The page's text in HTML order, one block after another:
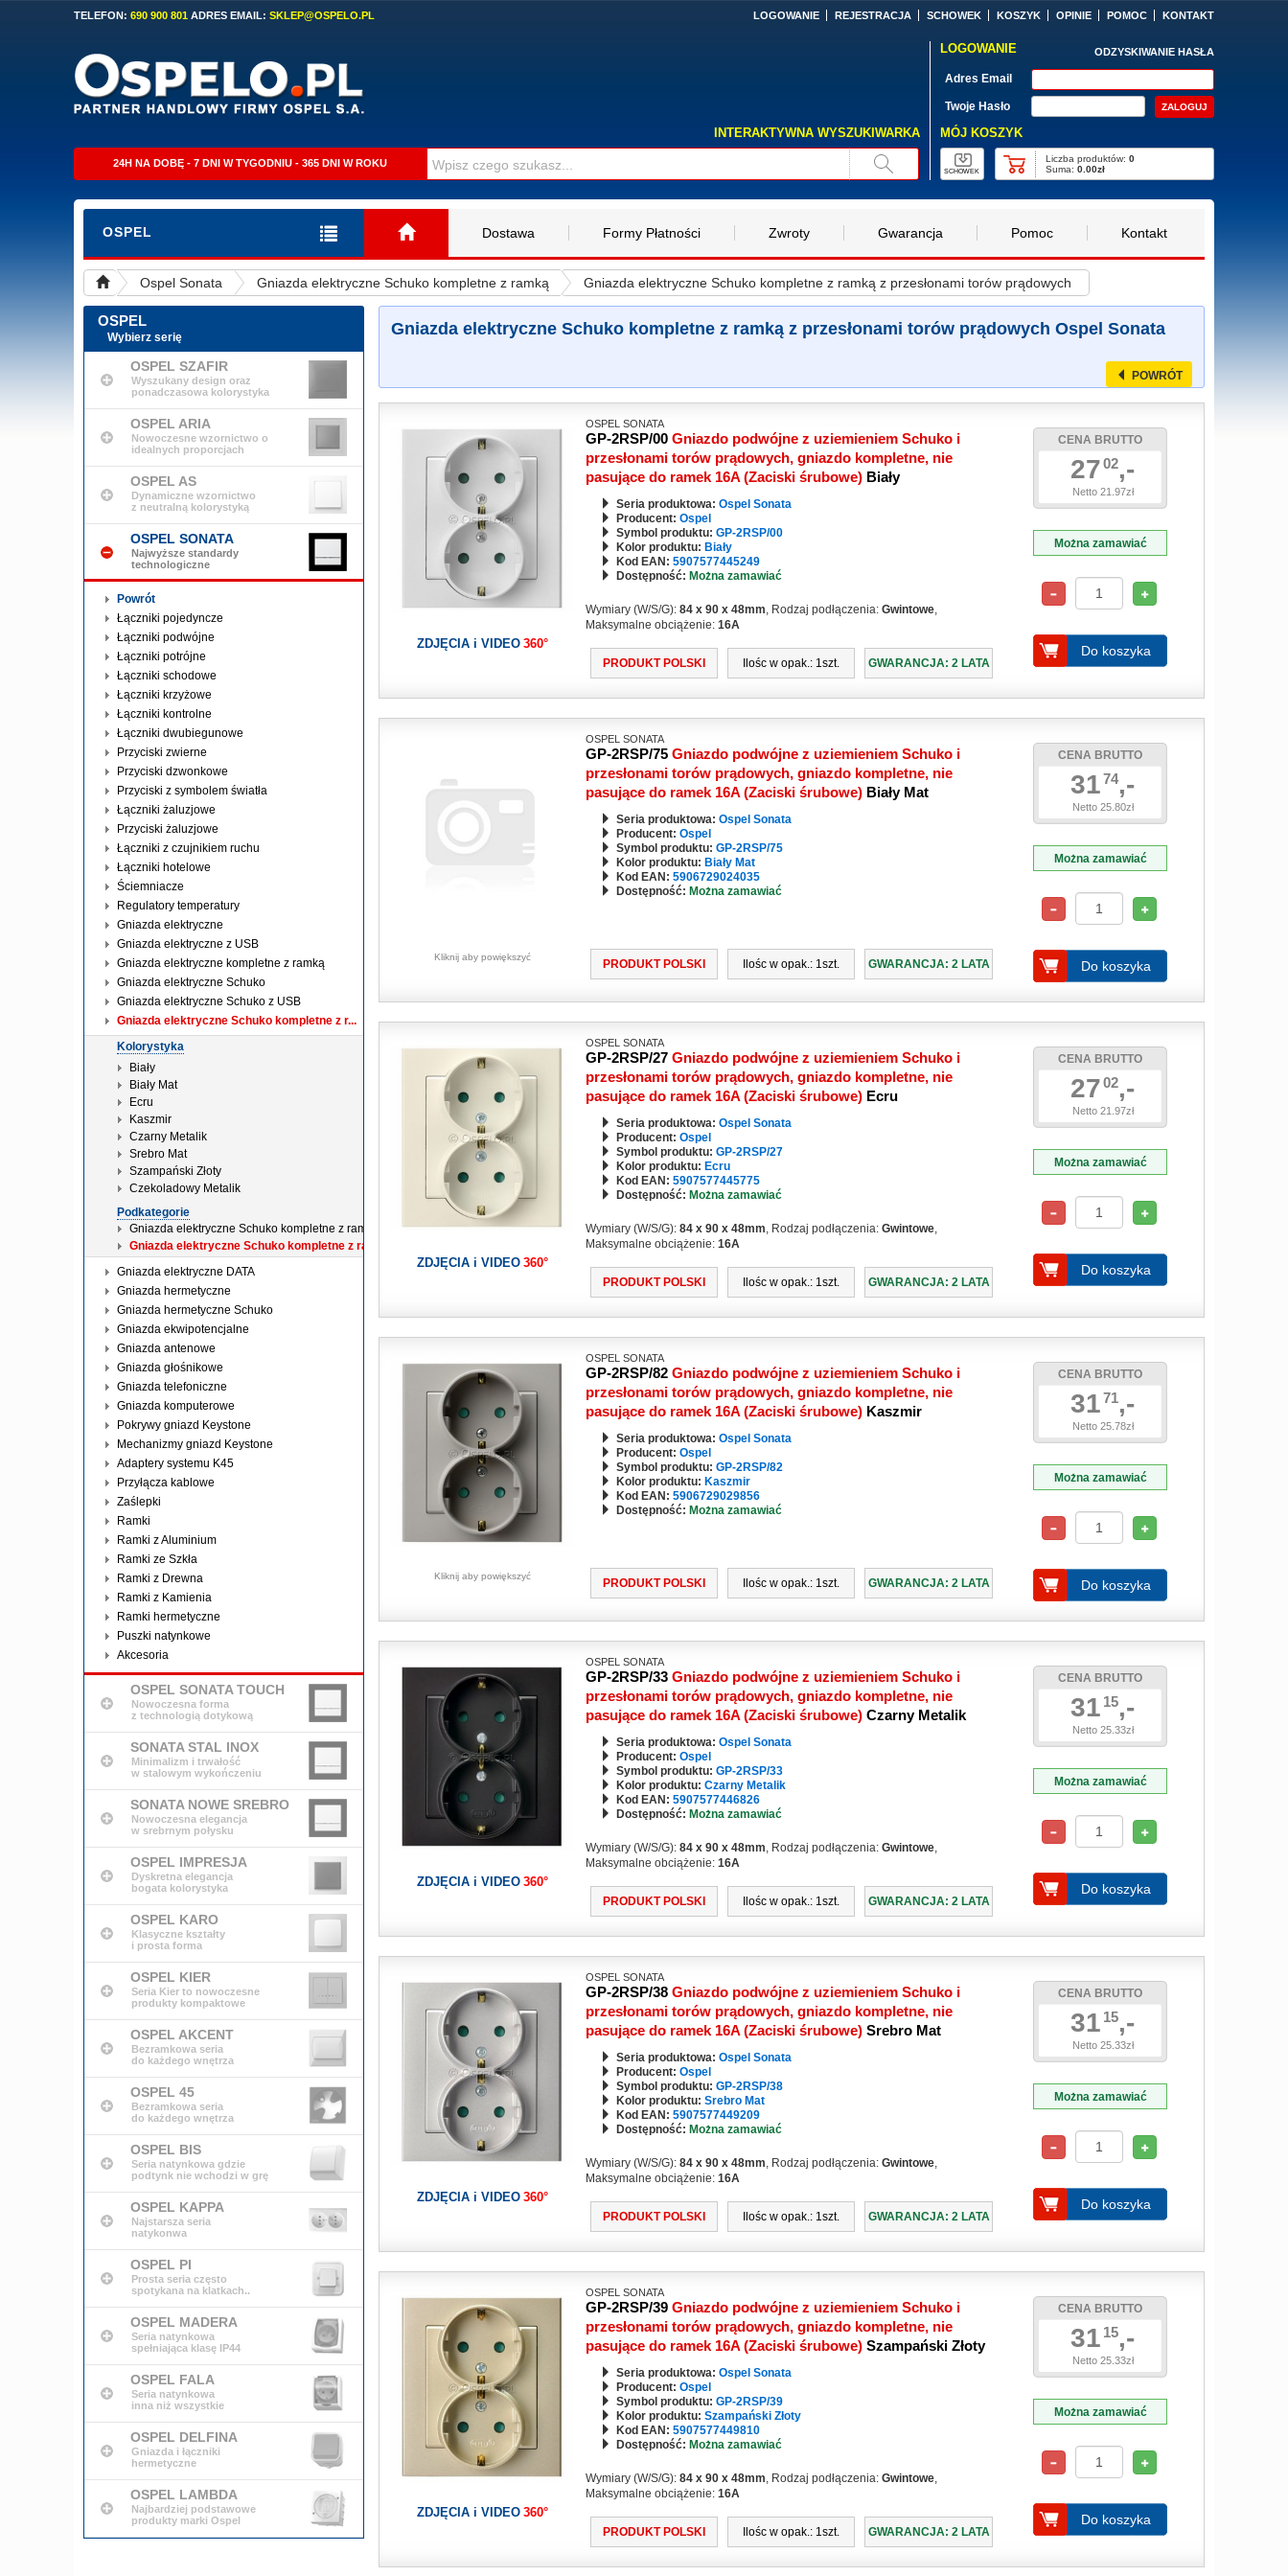
TELEFON: 690 900 801 ADRES EMAIL: SKLEP@OSPELO.PL LOGOWANIE REJESTRACJA SCHOWEK KOSZYK OPINIE POMOC KONTAKT
INTERAKTYWNA WYSZUKIWARKA
24H NA DOBĘ - 7 DNI W TYGODNIU - 365 DNI W ROKU
LOGOWANIE ODZYSKIWANIE HASŁA
Adres Email
Twoje Hasło
MÓJ KOSZYK
SCHOWEK
Liczba produktów:0
Suma:0.00zł
OSPEL Dostawa Formy Płatności Zwroty Gwarancja Pomoc Kontakt
Ospel Sonata Gniazda elektryczne Schuko kompletne z ramką Gniazda elektryczne Schuko kompletne z ramką z przesłonami torów prądowych
OSPEL
Wybierz serię
OSPEL SZAFIR
Wyszukany design oraz
ponadczasowa kolorystyka
OSPEL ARIA
Nowoczesne wzornictwo o
idealnych proporcjach
OSPEL AS
Dynamiczne wzornictwo
z neutralną kolorystyką
OSPEL SONATA
Najwyższe standardy
technologiczne
Powrót
Łączniki pojedyncze
Łączniki podwójne
Łączniki potrójne
Łączniki schodowe
Łączniki krzyżowe
Łączniki kontrolne
Łączniki dwubiegunowe
Przyciski zwierne
Przyciski dzwonkowe
Przyciski z symbolem światła
Łączniki żaluzjowe
Przyciski żaluzjowe
Łączniki z czujnikiem ruchu
Łączniki hotelowe
Ściemniacze
Regulatory temperatury
Gniazda elektryczne
Gniazda elektryczne z USB
Gniazda elektryczne kompletne z ramką
Gniazda elektryczne Schuko
Gniazda elektryczne Schuko z USB
Gniazda elektryczne Schuko kompletne z r...
Kolorystyka
Biały
Biały Mat
Ecru
Kaszmir
Czarny Metalik
Srebro Mat
Szampański Złoty
Czekoladowy Metalik
Podkategorie
Gniazda elektryczne Schuko kompletne z ramką bez przesłon torów prądowych
Gniazda elektryczne Schuko kompletne z ramką z przesłonami torów prądowych
Gniazda elektryczne DATA
Gniazda hermetyczne
Gniazda hermetyczne Schuko
Gniazda ekwipotencjalne
Gniazda antenowe
Gniazda głośnikowe
Gniazda telefoniczne
Gniazda komputerowe
Pokrywy gniazd Keystone
Mechanizmy gniazd Keystone
Adaptery systemu K45
Przyłącza kablowe
Zaślepki
Ramki
Ramki z Aluminium
Ramki ze Szkła
Ramki z Drewna
Ramki z Kamienia
Ramki hermetyczne
Puszki natynkowe
Akcesoria
OSPEL SONATA TOUCH
Nowoczesna forma
z technologią dotykową
SONATA STAL INOX
Minimalizm i trwałość
w stalowym wykończeniu
SONATA NOWE SREBRO
Nowoczesna elegancja
w srebrnym połysku
OSPEL IMPRESJA
Dyskretna elegancja
bogata kolorystyka
OSPEL KARO
Klasyczne kształty
i prosta forma
OSPEL KIER
Seria Kier to nowoczesne
produkty kompaktowe
OSPEL AKCENT
Bezramkowa seria
do każdego wnętrza
OSPEL 45
Bezramkowa seria
do każdego wnętrza
OSPEL BIS
Seria natynkowa gdzie
podtynk nie wchodzi w grę
OSPEL KAPPA
Najstarsza seria
natykonwa
OSPEL PI
Prosta seria często
spotykana na klatkach..
OSPEL MADERA
Seria natynkowa
spełniająca klasę IP44
OSPEL FALA
Seria natynkowa
inna niż wszystkie
OSPEL DELFINA
Gniazda i łączniki
hermetyczne
OSPEL LAMBDA
Najbardziej podstawowe
produkty marki Ospel
Gniazda elektryczne Schuko kompletne z ramką z przesłonami torów prądowych Ospel Sonata
POWRÓT
ZDJĘCIA i VIDEO 360°
OSPEL SONATA
GP-2RSP/00 Gniazdo podwójne z uziemieniem Schuko i
przesłonami torów prądowych, gniazdo kompletne, nie
pasujące do ramek 16A (Zaciski śrubowe) Biały
Seria produktowa: Ospel Sonata
Producent: Ospel
Symbol produktu: GP-2RSP/00
Kolor produktu: Biały
Kod EAN: 5907577445249
Dostępność: Można zamawiać
Wymiary (W/S/G): 84 x 90 x 48mm, Rodzaj podłączenia: Gwintowe,
Maksymalne obciążenie: 16A
PRODUKT POLSKI Ilośc w opak.: 1szt. GWARANCJA: 2 LATA
CENA BRUTTO
27 02,-
Netto 21.97zł
Można zamawiać
Do koszyka
Kliknij aby powiększyć
OSPEL SONATA
GP-2RSP/75 Gniazdo podwójne z uziemieniem Schuko i
przesłonami torów prądowych, gniazdo kompletne, nie
pasujące do ramek 16A (Zaciski śrubowe) Biały Mat
Seria produktowa: Ospel Sonata
Producent: Ospel
Symbol produktu: GP-2RSP/75
Kolor produktu: Biały Mat
Kod EAN: 5906729024035
Dostępność: Można zamawiać
PRODUKT POLSKI Ilośc w opak.: 1szt. GWARANCJA: 2 LATA
CENA BRUTTO
31 74,-
Netto 25.80zł
Można zamawiać
Do koszyka
ZDJĘCIA i VIDEO 360°
OSPEL SONATA
GP-2RSP/27 Gniazdo podwójne z uziemieniem Schuko i
przesłonami torów prądowych, gniazdo kompletne, nie
pasujące do ramek 16A (Zaciski śrubowe) Ecru
Seria produktowa: Ospel Sonata
Producent: Ospel
Symbol produktu: GP-2RSP/27
Kolor produktu: Ecru
Kod EAN: 5907577445775
Dostępność: Można zamawiać
Wymiary (W/S/G): 84 x 90 x 48mm, Rodzaj podłączenia: Gwintowe,
Maksymalne obciążenie: 16A
PRODUKT POLSKI Ilośc w opak.: 1szt. GWARANCJA: 2 LATA
CENA BRUTTO
27 02,-
Netto 21.97zł
Można zamawiać
Do koszyka
Kliknij aby powiększyć
OSPEL SONATA
GP-2RSP/82 Gniazdo podwójne z uziemieniem Schuko i
przesłonami torów prądowych, gniazdo kompletne, nie
pasujące do ramek 16A (Zaciski śrubowe) Kaszmir
Seria produktowa: Ospel Sonata
Producent: Ospel
Symbol produktu: GP-2RSP/82
Kolor produktu: Kaszmir
Kod EAN: 5906729029856
Dostępność: Można zamawiać
PRODUKT POLSKI Ilośc w opak.: 1szt. GWARANCJA: 2 LATA
CENA BRUTTO
31 71,-
Netto 25.78zł
Można zamawiać
Do koszyka
ZDJĘCIA i VIDEO 360°
OSPEL SONATA
GP-2RSP/33 Gniazdo podwójne z uziemieniem Schuko i
przesłonami torów prądowych, gniazdo kompletne, nie
pasujące do ramek 16A (Zaciski śrubowe) Czarny Metalik
Seria produktowa: Ospel Sonata
Producent: Ospel
Symbol produktu: GP-2RSP/33
Kolor produktu: Czarny Metalik
Kod EAN: 5907577446826
Dostępność: Można zamawiać
Wymiary (W/S/G): 84 x 90 x 48mm, Rodzaj podłączenia: Gwintowe,
Maksymalne obciążenie: 16A
PRODUKT POLSKI Ilośc w opak.: 1szt. GWARANCJA: 2 LATA
CENA BRUTTO
31 15,-
Netto 25.33zł
Można zamawiać
Do koszyka
ZDJĘCIA i VIDEO 360°
OSPEL SONATA
GP-2RSP/38 Gniazdo podwójne z uziemieniem Schuko i
przesłonami torów prądowych, gniazdo kompletne, nie
pasujące do ramek 16A (Zaciski śrubowe) Srebro Mat
Seria produktowa: Ospel Sonata
Producent: Ospel
Symbol produktu: GP-2RSP/38
Kolor produktu: Srebro Mat
Kod EAN: 5907577449209
Dostępność: Można zamawiać
Wymiary (W/S/G): 84 x 90 x 48mm, Rodzaj podłączenia: Gwintowe,
Maksymalne obciążenie: 16A
PRODUKT POLSKI Ilośc w opak.: 1szt. GWARANCJA: 2 LATA
CENA BRUTTO
31 15,-
Netto 25.33zł
Można zamawiać
Do koszyka
ZDJĘCIA i VIDEO 360°
OSPEL SONATA
GP-2RSP/39 Gniazdo podwójne z uziemieniem Schuko i
przesłonami torów prądowych, gniazdo kompletne, nie
pasujące do ramek 16A (Zaciski śrubowe) Szampański Złoty
Seria produktowa: Ospel Sonata
Producent: Ospel
Symbol produktu: GP-2RSP/39
Kolor produktu: Szampański Złoty
Kod EAN: 5907577449810
Dostępność: Można zamawiać
Wymiary (W/S/G): 84 x 90 x 48mm, Rodzaj podłączenia: Gwintowe,
Maksymalne obciążenie: 16A
PRODUKT POLSKI Ilośc w opak.: 1szt. GWARANCJA: 2 LATA
CENA BRUTTO
31 15,-
Netto 25.33zł
Można zamawiać
Do koszyka